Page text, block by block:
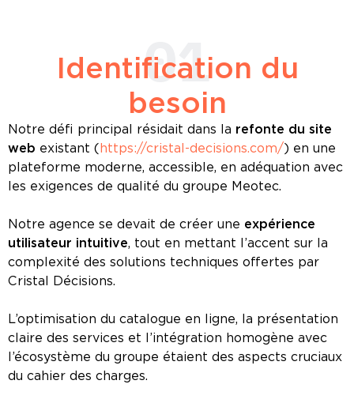
01
Identification du
besoin
Notre défi principal résidait dans la refonte du site
web existant ( https://cristal-decisions.com/) en une
plateforme moderne, accessible, en adéquation avec
les exigences de qualité du groupe Meotec.
Notre agence se devait de créer une expérience
utilisateur intuitive, tout en mettant l’accent sur la
complexité des solutions techniques offertes par
Cristal Décisions.
L’optimisation du catalogue en ligne, la présentation
claire des services et l’intégration homogène avec
l’écosystème du groupe étaient des aspects cruciaux
du cahier des charges.